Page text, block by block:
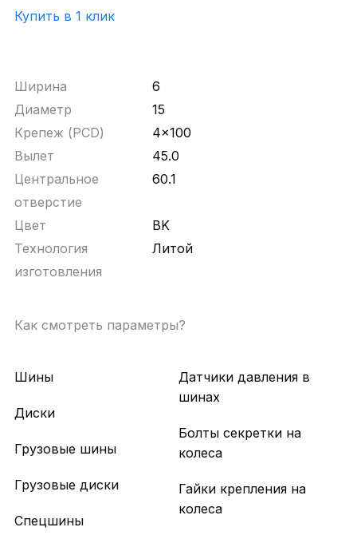
Купить в 1 клик
Ширина
6
Диаметр
15
Крепеж (PCD)
4x100
Вылет
45.0
Центральное
отверстие
60.1
Цвет
BK
Технология
изготовления
Литой
Как смотреть параметры?
Шины
Диски
Грузовые шины
Грузовые диски
Спецшины
Датчики давления в
шинах
Болты секретки на
колеса
Гайки крепления на
колеса